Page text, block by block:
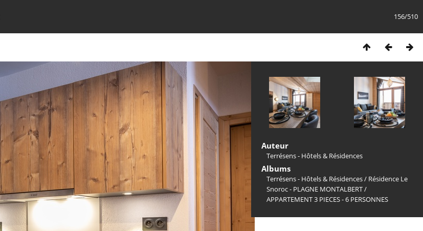
156/510
Auteur
Terrésens - Hôtels & Résidences
Albums
Terrésens - Hôtels & Résidences/ Résidence Le
Snoroc - PLAGNE MONTALBERT/
APPARTEMENT 3 PIECES - 6 PERSONNES